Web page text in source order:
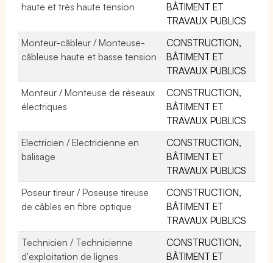
haute et très haute tension
BÂTIMENT ET
TRAVAUX PUBLICS
Monteur-câbleur / Monteuse-
câbleuse haute et basse tension
CONSTRUCTION,
BÂTIMENT ET
TRAVAUX PUBLICS
Monteur / Monteuse de réseaux
électriques
CONSTRUCTION,
BÂTIMENT ET
TRAVAUX PUBLICS
Electricien / Electricienne en
balisage
CONSTRUCTION,
BÂTIMENT ET
TRAVAUX PUBLICS
Poseur tireur / Poseuse tireuse
de câbles en fibre optique
CONSTRUCTION,
BÂTIMENT ET
TRAVAUX PUBLICS
Technicien / Technicienne
d'exploitation de lignes
CONSTRUCTION,
BÂTIMENT ET